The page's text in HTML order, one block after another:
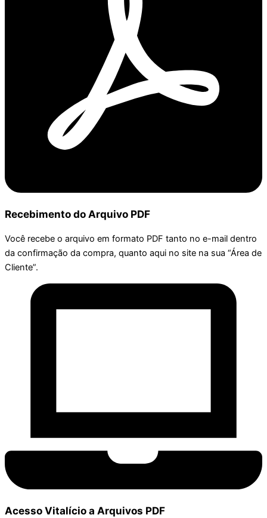
Recebimento do Arquivo PDF
Você recebe o arquivo em formato PDF tanto no e-mail dentro
da confirmação da compra, quanto aqui no site na sua “Área de
Cliente”.
Acesso Vitalício a Arquivos PDF